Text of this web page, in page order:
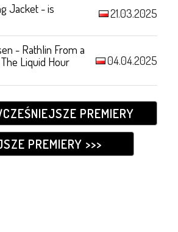
Jacket - is 21.03.2025
- Rathlin From a
Liquid Hour
04.04.2025
PREMIERY
PREMIERY >>>